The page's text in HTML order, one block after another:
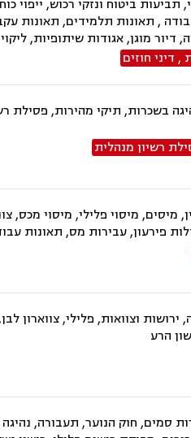
ביטוח ונזקי רכוש, ייפוי
, תאונות תלמידים, תאונות
דיור מוגן, אגודות שיתופיות,
, דיני חוזים
בשכרות, תיקי מהירות, פסילת
רשיון מנהלית
מיסוי פלילי, מיסוי מכס,
פירעון, עבירות מס, תאונות
וצוואות, פלילי, צווארון
הרע
סמים, חוק הנוער, תעבורה, נהיגה